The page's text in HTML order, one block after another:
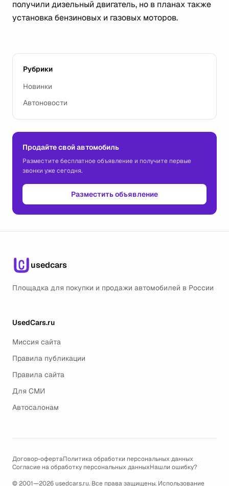
получили дизельный двигатель, но в планах также
установка бензиновых и газовых моторов.
Рубрики
Новинки
Автоновости
Продайте свой автомобиль
Разместите бесплатное объявление и получите первые
звонки уже сегодня.
Разместить объявление
usedcars
Площадка для покупки и продажи автомобилей в России
UsedCars.ru
Миссия сайта
Правила публикации
Правила сайта
Для СМИ
Автосалонам
Договор-офертаПолитика обработки персональных данных
Согласие на обработку персональных данныхНашли ошибку?
© 2001—2026 usedcars.ru. Все права защищены. Использование